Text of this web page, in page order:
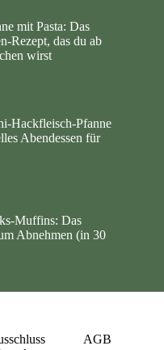
mit Pasta: Das
Rezept, das du ab
wirst
Abendessen für
Muffins: Das
Abnehmen (in 30
AGB